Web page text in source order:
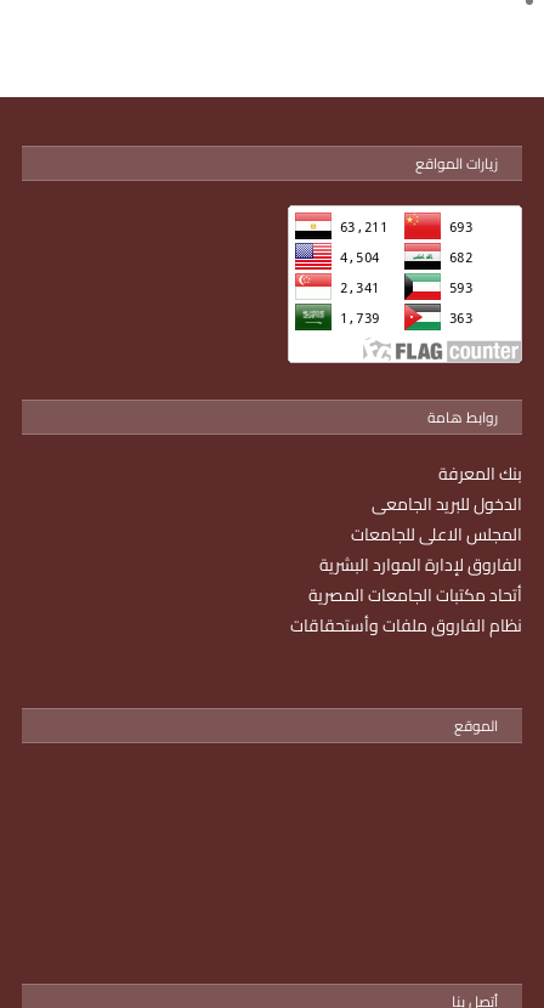
زيارات المواقع
روابط هامة
بنك المعرفة
الدخول للبريد الجامعى
المجلس الاعلى للجامعات
الفاروق لإدارة الموارد البشرية
أتحاد مكتبات الجامعات المصرية
نظام الفاروق ملفات وأستحقاقات
الموقع
أتصل بنا